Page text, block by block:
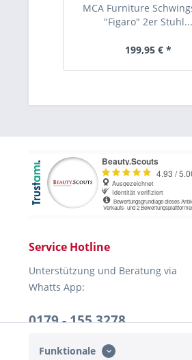
MCA Furniture
"Figaro" 2er Stuhl...
199,95 € *
Service Hotline
Unterstützung und Beratung via
Whatts App:
0179 - 155 3278
Fr, 10:00 - 13:00 Uhr
Funktionale